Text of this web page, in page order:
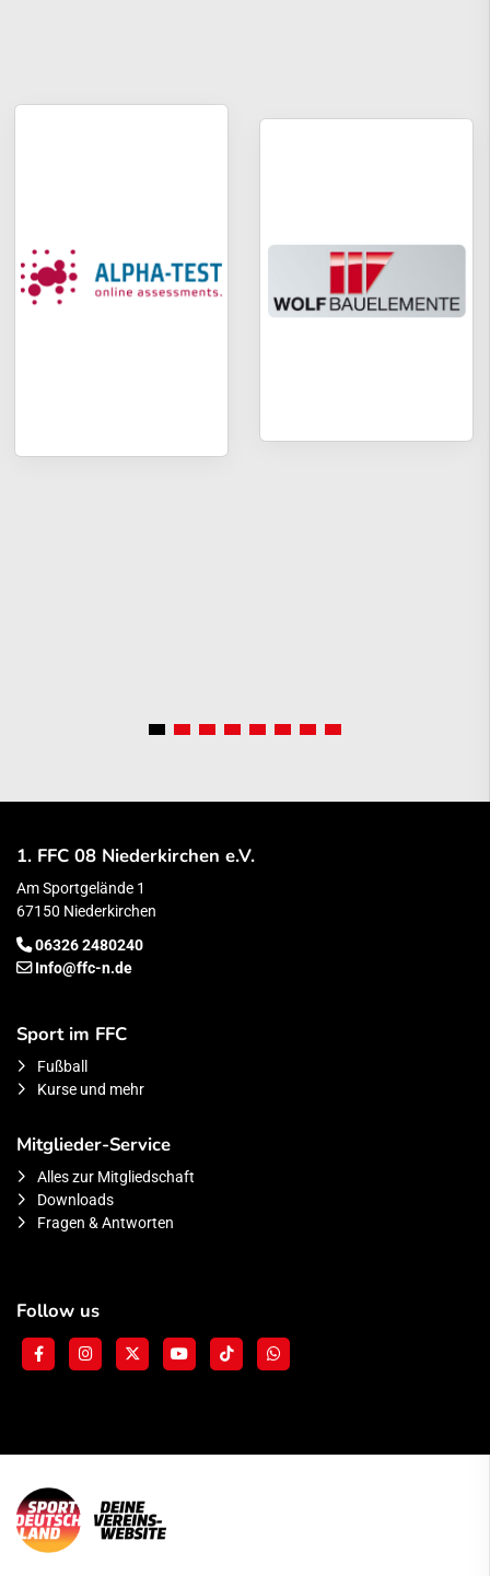
1. FFC 08 Niederkirchen e.V.
Am Sportgelände 1
67150 Niederkirchen
06326 2480240
Info@ffc-n.de
Sport im FFC
Fußball
Kurse und mehr
Mitglieder-Service
Alles zur Mitgliedschaft
Downloads
Fragen & Antworten
Follow us